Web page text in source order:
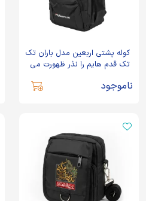
کوله پشتی اربعین مدل باران تک
تک قدم هایم را نذر ظهورت می
ناموجود